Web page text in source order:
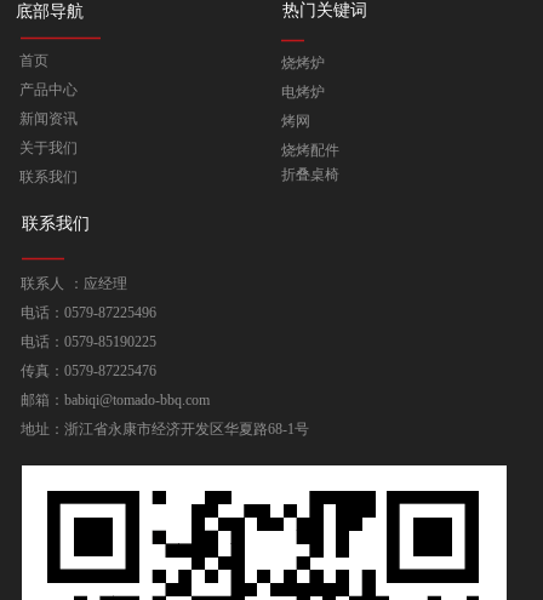
底部导航
首页
产品中心
新闻资讯
关于我们
联系我们
热门关键词
烧烤炉
电烤炉
烤网
烧烤配件
折叠桌椅
联系我们
联系人 ：应经理
电话：0579-87225496
电话：0579-85190225
传真：0579-87225476
邮箱：babiqi@tomado-bbq.com
地址：浙江省永康市经济开发区华夏路68-1号